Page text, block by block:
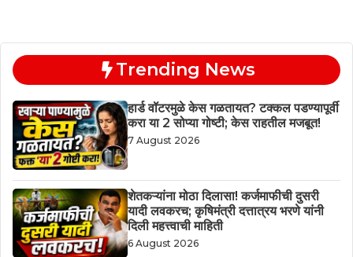
Trending News
हार्ड वॉटरमुळे केस गळतायत? टक्कल पडण्यापूर्वी
करा या 2 सोप्या गोष्टी; केस राहतील मजबूत!
7 August 2026
शेतकऱ्यांना मोठा दिलासा! कर्जमाफीची दुसरी
यादी लवकरच; कृषिमंत्री दत्तात्रय भरणे यांनी
दिली महत्त्वाची माहिती
6 August 2026